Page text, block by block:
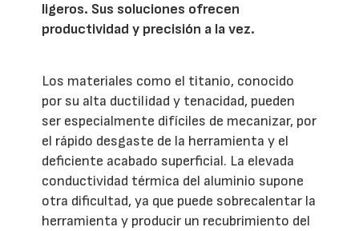
ligeros. Sus soluciones ofrecen
productividad y precisión a la vez.
Los materiales como el titanio, conocido
por su alta ductilidad y tenacidad, pueden
ser especialmente difíciles de mecanizar, por
el rápido desgaste de la herramienta y el
deficiente acabado superficial. La elevada
conductividad térmica del aluminio supone
otra dificultad, ya que puede sobrecalentar la
herramienta y producir un recubrimiento del